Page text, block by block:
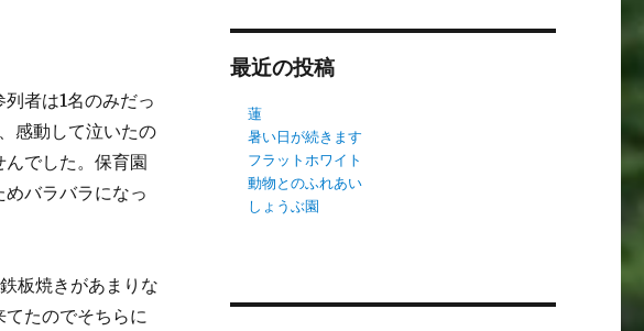
者は1名のみだっ
感動して泣いたの
でした。保育園
バラバラになっ
板焼きがあまりな
たのでそちらに
最近の投稿
蓮
暑い日が続きます
フラットホワイト
動物とのふれあい
しょうぶ園